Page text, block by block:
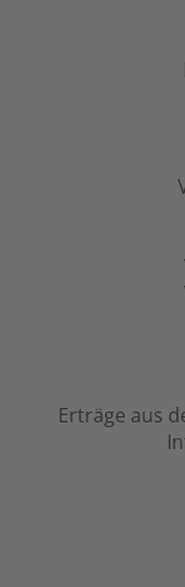
Erträge aus